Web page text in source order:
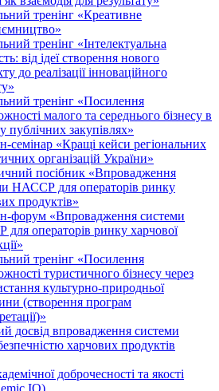
тренінг «Креативне
тренінг «Інтелектуальна
від ідеї створення нового
до реалізації інноваційного
тренінг «Посилення
малого та середнього бізнесу в
публічних закупівлях»
семінар «Кращі кейси регіональних
організацій України»
посібник «Впровадження
НАССР для операторів ринку
продуктів»
форум «Впровадження системи
операторів ринку харчової
тренінг «Посилення
туристичного бізнесу через
культурно-природньої
(створення програм
досвід впровадження системи
харчових продуктів
доброчесності та якості
IQ)